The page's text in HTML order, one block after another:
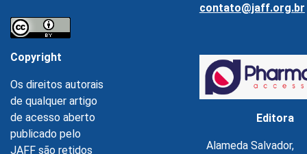
Copyright
Os direitos autorais
de qualquer artigo
de acesso aberto
publicado pelo
JAFF são retidos
contato@jaff.org.br
Editora
Alameda Salvador,